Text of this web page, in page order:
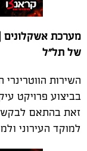
מערכת אשקלונים |
של תל"ל
השירות
זאת בהתאם
למוקד העירוני